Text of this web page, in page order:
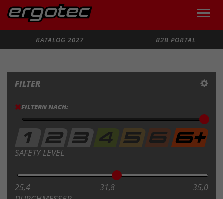
Toggle
KATALOG 2027
B2B PORTAL
FILTER
FILTERN NACH:
SAFETY LEVEL
25,4 31,8 35,0